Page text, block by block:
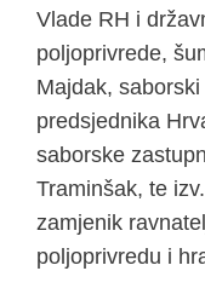
Vlade RH i
poljoprivrede,
Majdak,
predsjednika
saborske
Traminšak, te
zamjenik
poljoprivredu i